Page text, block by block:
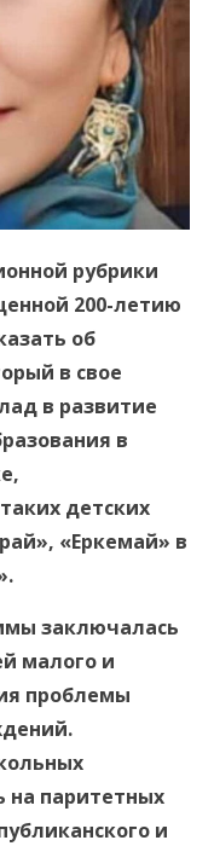
рубрики
200-летию
об
в свое
в развитие
в
детских
», «Еркемай» в
заключалась
малого и
проблемы
на паритетных
и